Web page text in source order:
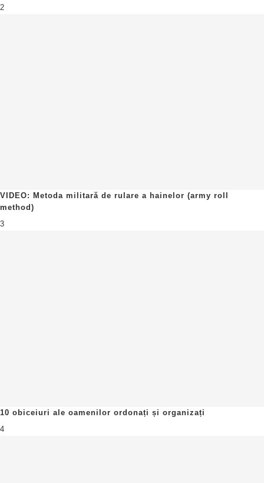
2
VIDEO: Metoda militară de rulare a hainelor (army roll
method)
3
10 obiceiuri ale oamenilor ordonați și organizați
4